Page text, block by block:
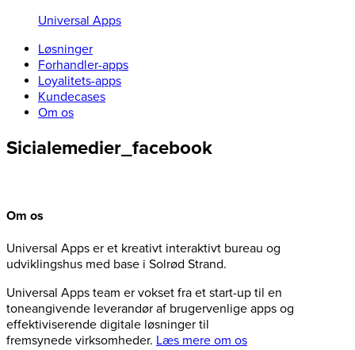
Universal Apps
Løsninger
Forhandler-apps
Loyalitets-apps
Kundecases
Om os
Sicialemedier_facebook
Om os
Universal Apps er et kreativt interaktivt bureau og
udviklingshus med base i Solrød Strand.
Universal Apps team er vokset fra et start-up til en
toneangivende leverandør af brugervenlige apps og
effektiviserende digitale løsninger til
fremsynede virksomheder. Læs mere om os